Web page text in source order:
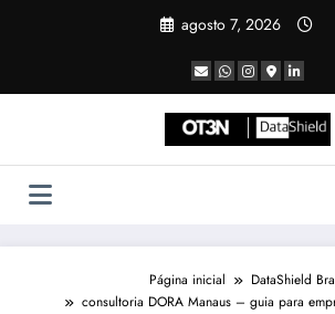
agosto 7, 2026
Página inicial
DataShield
consultoria DORA Manaus – guia para